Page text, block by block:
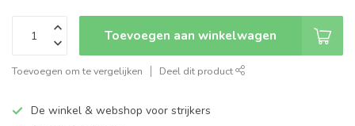
Toevoegen aan winkelwagen
Toevoegen om te vergelijken Deel dit product
De winkel & webshop voor strijkers